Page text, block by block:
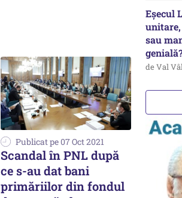
Publicat pe 07 Oct 2021
Scandal în PNL după
ce s-au dat bani
primăriilor din fondul
Eșecul
sau
de Val